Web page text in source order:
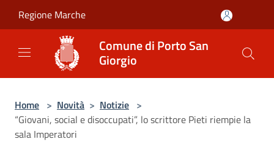
Regione Marche
Comune di Porto San
Giorgio
Home > Novità > Notizie >
“Giovani, social e disoccupati”, lo scrittore Pieti riempie la
sala Imperatori